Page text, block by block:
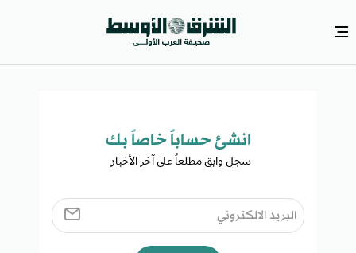
انشئ حساباً خاصاً بك​
سجل وابق مطلعاً على آخر الأخبار ​